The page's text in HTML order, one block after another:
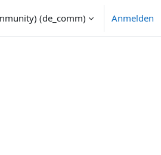
‎(de_comm)‎ Anmelden